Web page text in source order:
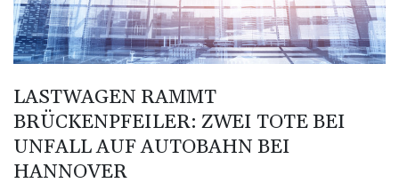
Enttäuschung"
Becker: Wer mehr will als Klassenerhalt hat "Fehler im Kopf"
Sohn: Krebs von Ex-Präsident Joe Biden hat sich ausgebreitet
und Metastasen gebildet
Bilger: Boni von Bahn-Managern werden an Einhaltung der
Vorgaben des Bundes geknüpft
FIFA stärkt Infantino - und holt zum Rundumschlag aus
LASTWAGEN RAMMT
BRÜCKENPFEILER: ZWEI TOTE BEI
UNFALL AUF AUTOBAHN BEI
HANNOVER